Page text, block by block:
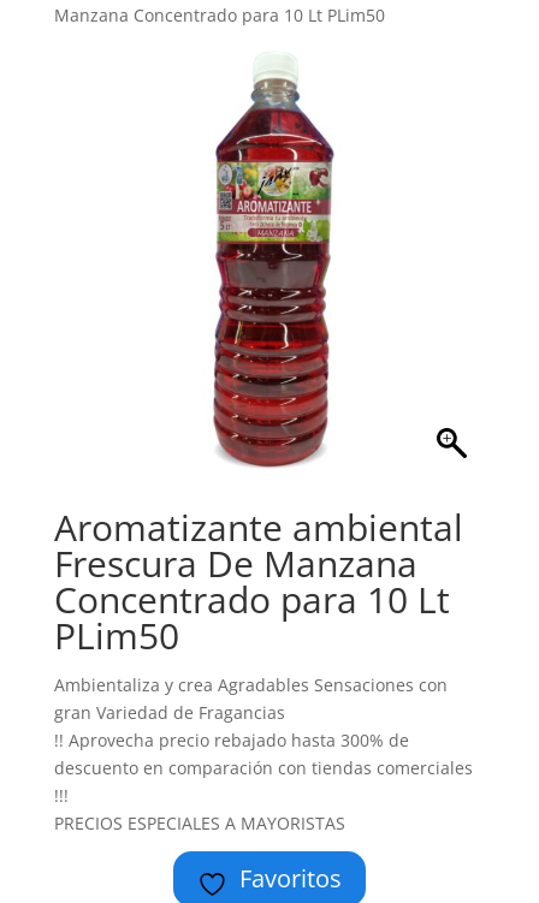
Manzana Concentrado para 10 Lt PLim50
Aromatizante ambiental
Frescura De Manzana
Concentrado para 10 Lt
PLim50
Ambientaliza y crea Agradables Sensaciones con
gran Variedad de Fragancias
!! Aprovecha precio rebajado hasta 300% de
descuento en comparación con tiendas comerciales
!!!
PRECIOS ESPECIALES A MAYORISTAS
Favoritos